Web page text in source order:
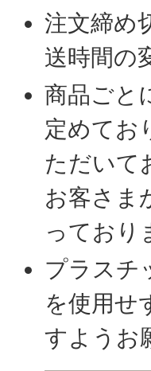
注文締め
送時間の
商品ごと
定めてお
ただいて
お客さま
っており
プラスチ
を使用せ
すようお